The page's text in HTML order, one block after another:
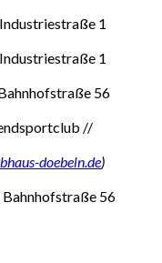
1
1
56
//
doebeln.de)
Bahnhofstraße 56